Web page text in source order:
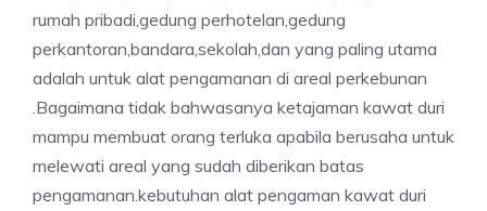
rumah pribadi,gedung perhotelan,gedung
perkantoran,bandara,sekolah,dan yang paling utama
adalah untuk alat pengamanan di areal perkebunan
.Bagaimana tidak bahwasanya ketajaman kawat duri
mampu membuat orang terluka apabila berusaha untuk
melewati areal yang sudah diberikan batas
pengamanan.kebutuhan alat pengaman kawat duri